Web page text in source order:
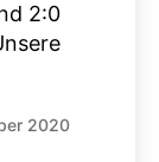
2:0
2020